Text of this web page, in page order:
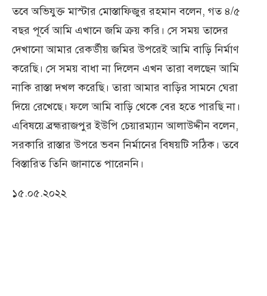
তবে অভিযুক্ত মাস্টার মোস্তাফিজুর রহমান বলেন, গত ৪/৫
বছর পূর্বে আমি এখানে জমি ক্রয় করি। সে সময় তাদের
দেখানো আমার রেকর্ডীয় জমির উপরেই আমি বাড়ি নির্মাণ
করেছি। সে সময় বাধা না দিলেন এখন তারা বলছেন আমি
নাকি রাস্তা দখল করেছি। তারা আমার বাড়ির সামনে ঘেরা
দিয়ে রেখেছে। ফলে আমি বাড়ি থেকে বের হতে পারছি না।
এবিষয়ে ব্রহ্মরাজপুর ইউপি চেয়ারম্যান আলাউদ্দীন বলেন,
সরকারি রাস্তার উপরে ভবন নির্মানের বিষয়টি সঠিক। তবে
বিস্তারিত তিনি জানাতে পারেননি।
১৫.০৫.২০২২